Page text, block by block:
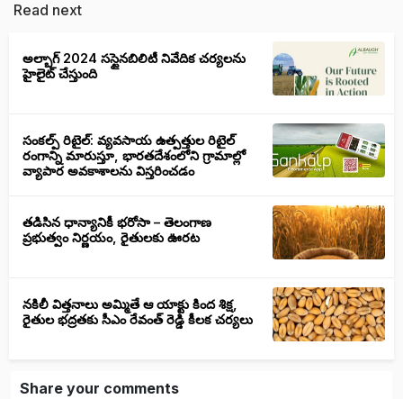
Read next
అల్బాగ్ 2024 సస్టైనబిలిటీ నివేదిక చర్యలను
హైలైట్ చేస్తుంది
సంకల్ప్ రిటైల్: వ్యవసాయ ఉత్పత్తుల రిటైల్
రంగాన్ని మారుస్తూ, భారతదేశంలోని గ్రామాల్లో
వ్యాపార అవకాశాలను విస్తరించడం
తడిసిన ధాన్యానికీ భరోసా – తెలంగాణ
ప్రభుత్వం నిర్ణయం, రైతులకు ఊరట
నకిలీ విత్తనాలు అమ్మితే ఆ యాక్టు కింద శిక్ష,
రైతుల భద్రతకు సీఎం రేవంత్ రెడ్డి కీలక చర్యలు
Share your comments